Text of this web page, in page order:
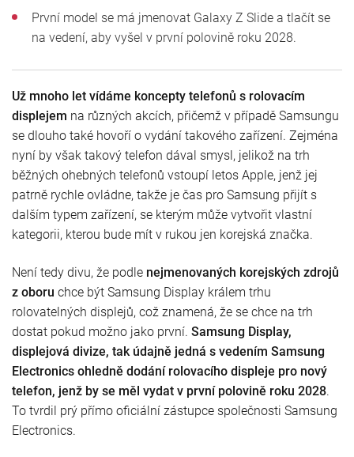
První model se má jmenovat Galaxy Z Slide a tlačít se
na vedení, aby vyšel v první polovině roku 2028.
Už mnoho let vídáme koncepty telefonů s rolovacím
displejem na různých akcích, přičemž v případě Samsungu
se dlouho také hovoří o vydání takového zařízení. Zejména
nyní by však takový telefon dával smysl, jelikož na trh
běžných ohebných telefonů vstoupí letos Apple, jenž jej
patrně rychle ovládne, takže je čas pro Samsung přijít s
dalším typem zařízení, se kterým může vytvořit vlastní
kategorii, kterou bude mít v rukou jen korejská značka.
Není tedy divu, že podle nejmenovaných korejských zdrojů
z oboru chce být Samsung Display králem trhu
rolovatelných displejů, což znamená, že se chce na trh
dostat pokud možno jako první. Samsung Display,
displejová divize, tak údajně jedná s vedením Samsung
Electronics ohledně dodání rolovacího displeje pro nový
telefon, jenž by se měl vydat v první polovině roku 2028.
To tvrdil prý přímo oficiální zástupce společnosti Samsung
Electronics.